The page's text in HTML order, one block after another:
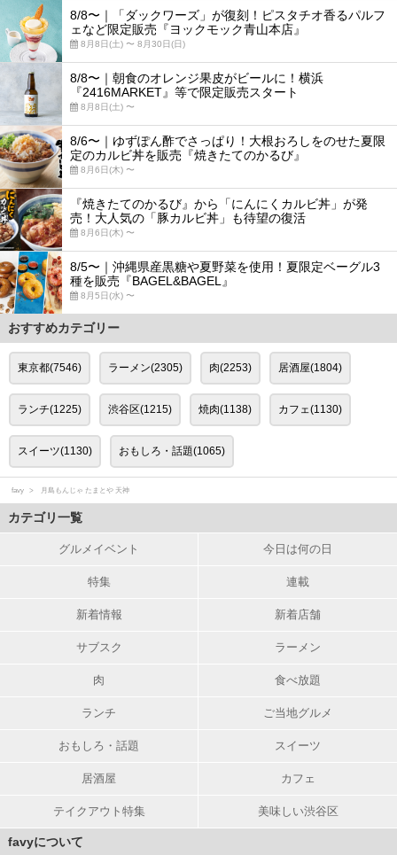
8/8〜｜「ダックワーズ」が復刻！ピスタチオ香るパルフ
ェなど限定販売『ヨックモック青山本店』
8月8日(土) 〜 8月30日(日)
8/8〜｜朝食のオレンジ果皮がビールに！横浜
『2416MARKET』等で限定販売スタート
8月8日(土) 〜
8/6〜｜ゆずぽん酢でさっぱり！大根おろしをのせた夏限
定のカルビ丼を販売『焼きたてのかるび』
8月6日(木) 〜
『焼きたてのかるび』から「にんにくカルビ丼」が発
売！大人気の「豚カルビ丼」も待望の復活
8月6日(木) 〜
8/5〜｜沖縄県産黒糖や夏野菜を使用！夏限定ベーグル3
種を販売『BAGEL&BAGEL』
8月5日(水) 〜
おすすめカテゴリー
東京都(7546) ラーメン(2305) 肉(2253) 居酒屋(1804)
ランチ(1225) 渋谷区(1215) 焼肉(1138) カフェ(1130)
スイーツ(1130) おもしろ・話題(1065)
favy 月島もんじゃ たまとや 天神
カテゴリ一覧
グルメイベント 今日は何の日
特集 連載
新着情報 新着店舗
サブスク ラーメン
肉 食べ放題
ランチ ご当地グルメ
おもしろ・話題 スイーツ
居酒屋 カフェ
テイクアウト特集 美味しい渋谷区
favyについて